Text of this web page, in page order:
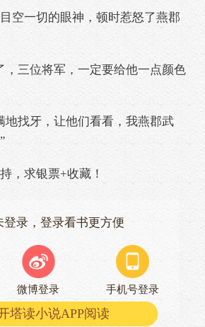
一切的眼神，顿时惹怒了燕郡
三位将军，一定要给他一点颜色
找牙，让他们看看，我燕郡武
求银票+收藏！
登录，登录看书更方便
微博登录 手机号登录
塔读小说APP阅读